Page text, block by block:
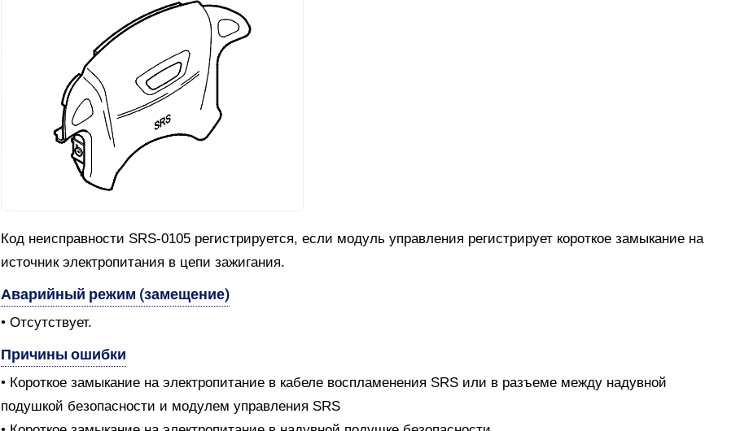
Код неисправности SRS-0105 регистрируется, если модуль управления регистрирует короткое замыкание на
источник электропитания в цепи зажигания.
Аварийный режим (замещение)
• Отсутствует.
Причины ошибки
• Короткое замыкание на электропитание в кабеле воспламенения SRS или в разъеме между надувной
подушкой безопасности и модулем управления SRS